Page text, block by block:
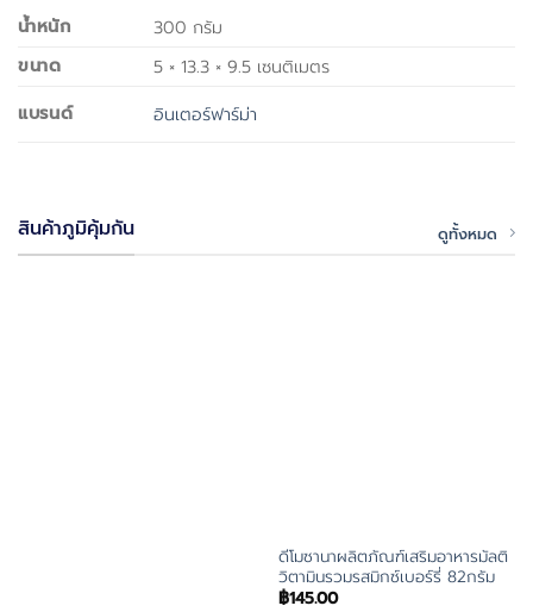
น้ำหนัก
300 กรัม
ขนาด
5 × 13.3 × 9.5 เซนติเมตร
แบรนด์
อินเตอร์ฟาร์ม่า
สินค้าภูมิคุ้มกัน ดูทั้งหมด
ดีโมซานาผลิตภัณฑ์เสริมอาหารมัลติ
วิตามินรวมรสมิกซ์เบอร์รี่ 82กรัม
฿145.00